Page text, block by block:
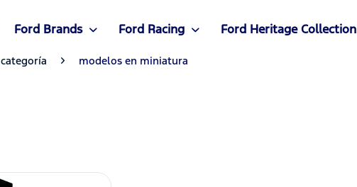
Ford Brands Ford Racing Ford Heritage Collection
modelos en miniatura